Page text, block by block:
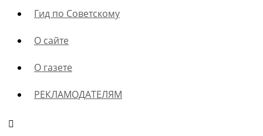
Гид по Советскому
О сайте
О газете
РЕКЛАМОДАТЕЛЯМ